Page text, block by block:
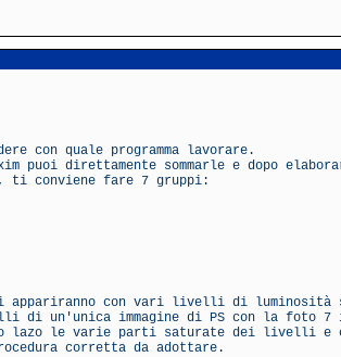
con quale programma lavorare.
puoi direttamente sommarle e
ti conviene fare 7 gruppi:
con vari livelli di luminosità
un'unica immagine di PS con la foto 7
lazo le varie parti saturate dei livelli
corretta da adottare.